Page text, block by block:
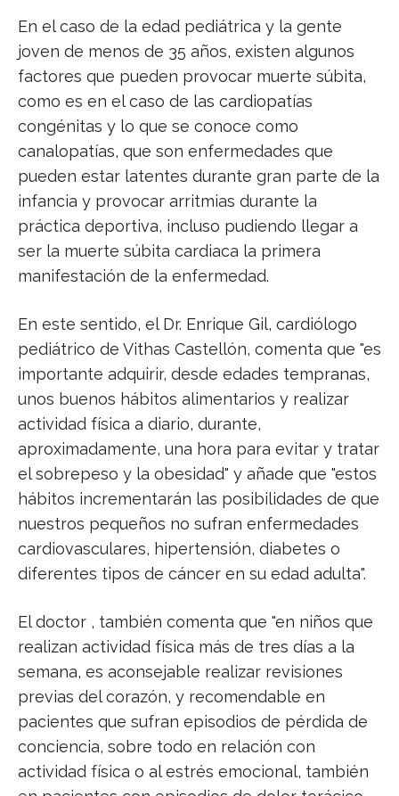
En el caso de la edad pediátrica y la gente
joven de menos de 35 años, existen algunos
factores que pueden provocar muerte súbita,
como es en el caso de las cardiopatías
congénitas y lo que se conoce como
canalopatías, que son enfermedades que
pueden estar latentes durante gran parte de la
infancia y provocar arritmias durante la
práctica deportiva, incluso pudiendo llegar a
ser la muerte súbita cardiaca la primera
manifestación de la enfermedad.
En este sentido, el Dr. Enrique Gil, cardiólogo
pediátrico de Vithas Castellón, comenta que "es
importante adquirir, desde edades tempranas,
unos buenos hábitos alimentarios y realizar
actividad física a diario, durante,
aproximadamente, una hora para evitar y tratar
el sobrepeso y la obesidad" y añade que "estos
hábitos incrementarán las posibilidades de que
nuestros pequeños no sufran enfermedades
cardiovasculares, hipertensión, diabetes o
diferentes tipos de cáncer en su edad adulta".
El doctor , también comenta que "en niños que
realizan actividad física más de tres días a la
semana, es aconsejable realizar revisiones
previas del corazón, y recomendable en
pacientes que sufran episodios de pérdida de
conciencia, sobre todo en relación con
actividad física o al estrés emocional, también